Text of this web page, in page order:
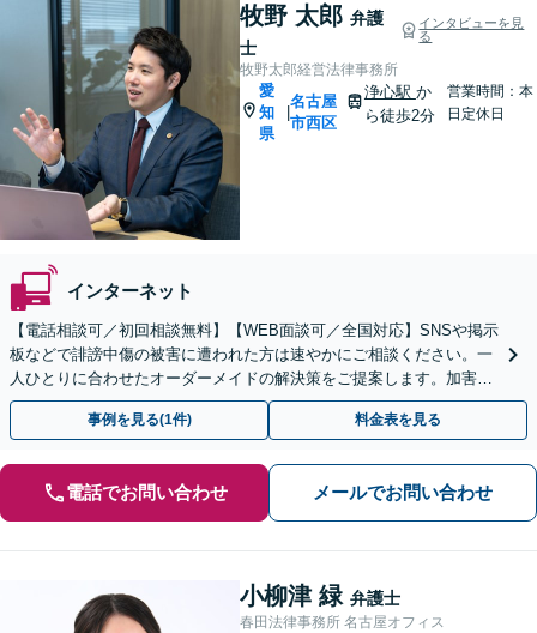
牧野 太郎 弁護
士
インタビューを見
る
牧野太郎経営法律事務所
愛
知
県
名古屋
市西区
浄心駅 か
ら徒歩2分
営業時間：本
日定休日
インターネット
【電話相談可／初回相談無料】【WEB面談可／全国対応】SNSや掲示
板などで誹謗中傷の被害に遭われた方は速やかにご相談ください。一
人ひとりに合わせたオーダーメイドの解決策をご提案します。加害者
側からのご相談も対応いたします【浄心駅2分】
事例を見る(1件) 料金表を見る
電話でお問い合わせ メールでお問い合わせ
小柳津 緑 弁護士
春田法律事務所 名古屋オフィス